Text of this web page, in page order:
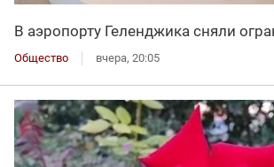
В аэропорту Геленджика сняли
Общество вчера, 20:05